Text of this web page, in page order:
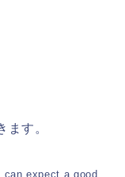
す。
expect a good